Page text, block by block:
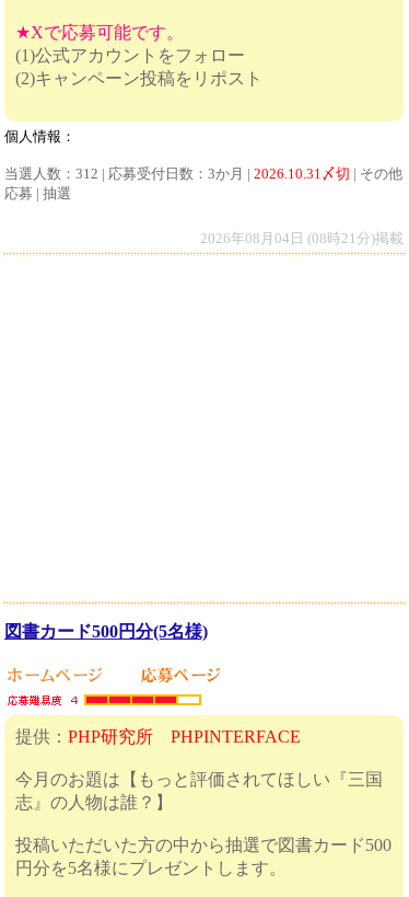
★Xで応募可能です。
(1)公式アカウントをフォロー
(2)キャンペーン投稿をリポスト
個人情報：
当選人数：312 | 応募受付日数：3か月 | 2026.10.31〆切 | その他
応募 | 抽選
2026年08月04日 (08時21分)掲載
図書カード500円分(5名様)
提供： PHP研究所 PHPINTERFACE
今月のお題は【もっと評価されてほしい『三国
志』の人物は誰？】
投稿いただいた方の中から抽選で図書カード500
円分を5名様にプレゼントします。